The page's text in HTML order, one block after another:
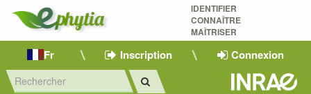
IDENTIFIER
CONNAÎTRE
MAÎTRISER
Fr Inscription Connexion